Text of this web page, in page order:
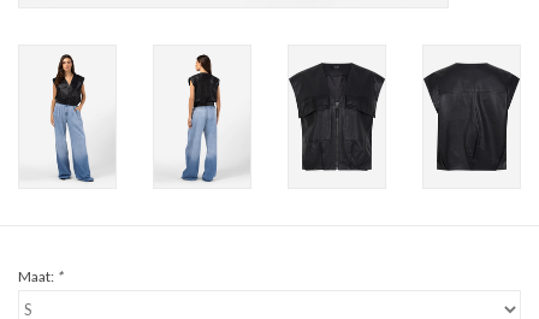
Maat: *